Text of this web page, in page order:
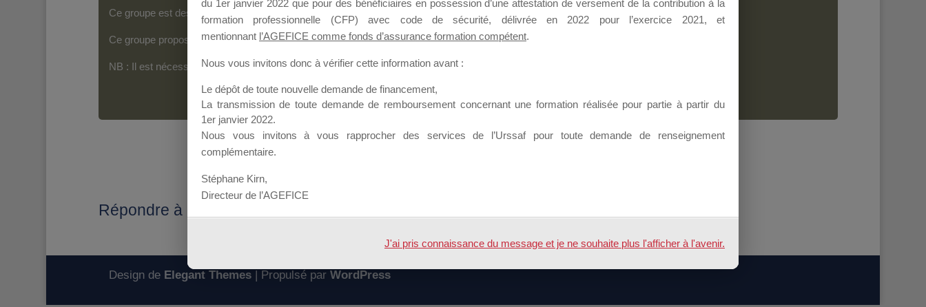
Ce groupe est destiné aux Organismes de Formation qui souhaitent répondre à l’Appel à Propositions Mallette du Dirigeant.
Ce groupe propose un forum dédié au support sur lequel il est possible de laisser un message ou poser une question.
NB : Il est nécessaire d’êtreinscrit(e)pour pouvoir rejoindre ce groupe
Répondre à : Mise à jour
Design de Elegant Themes| Propulsé par WordPress
du 1er janvier 2022 que pour des bénéficiaires en possession d’une attestation de versement de la contribution à la
formation professionnelle (CFP) avec code de sécurité, délivrée en 2022 pour l’exercice 2021, et
mentionnant l’AGEFICE comme fonds d’assurance formation compétent.
Nous vous invitons donc à vérifier cette information avant :
Le dépôt de toute nouvelle demande de financement,
La transmission de toute demande de remboursement concernant une formation réalisée pour partie à partir du
1er janvier 2022.
Nous vous invitons à vous rapprocher des services de l’Urssaf pour toute demande de renseignement
complémentaire.
Stéphane Kirn,
Directeur de l’AGEFICE
J'ai pris connaissance du message et je ne souhaite plus l'afficher à l'avenir.